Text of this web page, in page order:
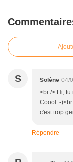
S Solène 04/
<br /> Hi, tu
Coool :-
c'est trop
Répondre